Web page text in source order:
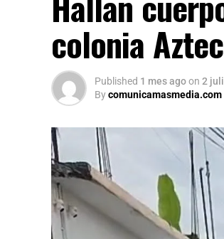
colonia
Published 1 mes agoon 2
Bycomunicamasmedia.com